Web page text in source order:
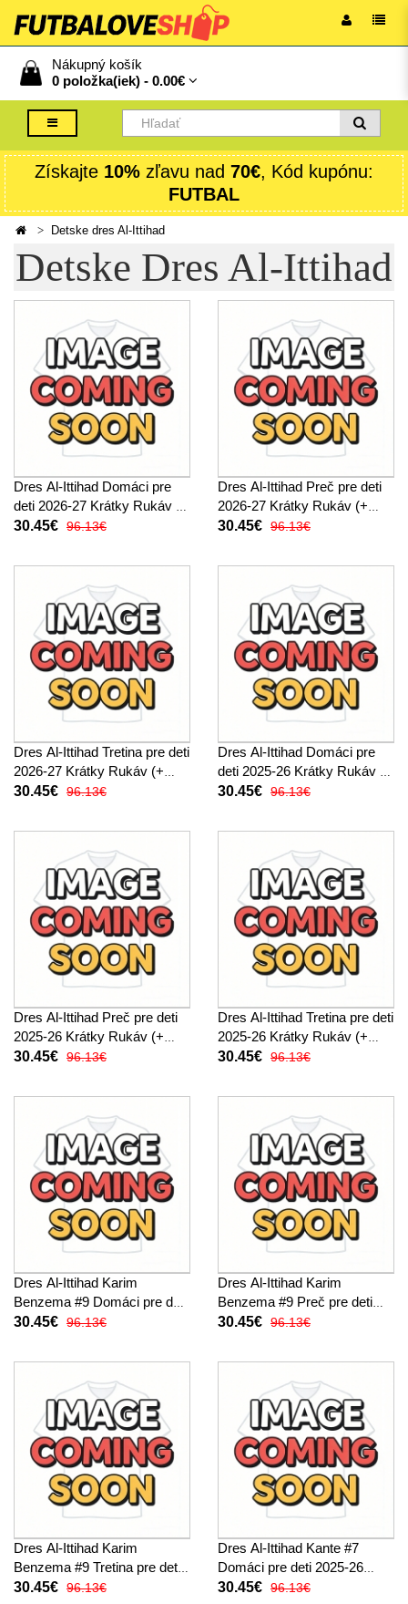
Nákupný košík
0 položka(iek) - 0.00€
Získajte 10% zľavu nad 70€, Kód kupónu:
FUTBAL
Detske dres Al-Ittihad
Detske Dres Al-Ittihad
Dres Al-Ittihad Domáci pre
deti 2026-27 Krátky Rukáv (+
trenírky)
30.45€ 96.13€
Dres Al-Ittihad Preč pre deti
2026-27 Krátky Rukáv (+
trenírky)
30.45€ 96.13€
Dres Al-Ittihad Tretina pre deti
2026-27 Krátky Rukáv (+
trenírky)
30.45€ 96.13€
Dres Al-Ittihad Domáci pre
deti 2025-26 Krátky Rukáv (+
trenírky)
30.45€ 96.13€
Dres Al-Ittihad Preč pre deti
2025-26 Krátky Rukáv (+
trenírky)
30.45€ 96.13€
Dres Al-Ittihad Tretina pre deti
2025-26 Krátky Rukáv (+
trenírky)
30.45€ 96.13€
Dres Al-Ittihad Karim
Benzema #9 Domáci pre deti
2025-26 Krátky Rukáv (+
30.45€ 96.13€
Dres Al-Ittihad Karim
Benzema #9 Preč pre deti
2025-26 Krátky Rukáv (+
30.45€ 96.13€
Dres Al-Ittihad Karim
Benzema #9 Tretina pre deti
2025-26 Krátky Rukáv (+
30.45€ 96.13€
Dres Al-Ittihad Kante #7
Domáci pre deti 2025-26
Krátky Rukáv (+ trenírky)
30.45€ 96.13€